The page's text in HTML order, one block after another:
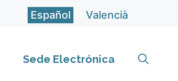
Español Valencià
Sede Electrónica